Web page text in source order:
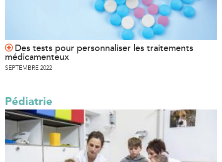
Des tests pour personnaliser les traitements
médicamenteux
SEPTEMBRE 2022
Pédiatrie